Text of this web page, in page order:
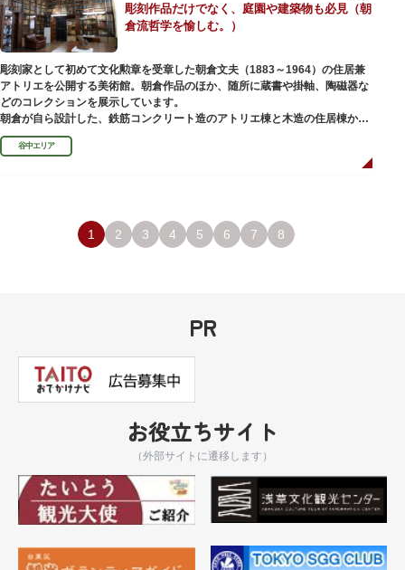
彫刻作品だけでなく、庭園や建築物も必見（朝
倉流哲学を愉しむ。）
彫刻家として初めて文化勲章を受章した朝倉文夫（1883～1964）の住居兼
アトリエを公開する美術館。朝倉作品のほか、随所に蔵書や掛軸、陶磁器な
どのコレクションを展示しています。
朝倉が自ら設計した、鉄筋コンクリート造のアトリエ棟と木造の住居棟から
なる建物は、異なる素材が違和感なく調和しています。広く門戸を開放し弟
子を育成した「朝倉彫塑塾」の教育の場としても使われました。巨石と樹木
が濃密な空間を作り出す「五典の池」を中心とした中庭、日本における屋上
値も感じられる施設です。朝倉の芸術思想の特質である自然観を表す庭園
は、その芸術上・観賞上の価値が評価され、敷地全体が「旧朝倉文夫氏庭
谷中エリア
1 2 3 4 5 6 7 8
PR
お役立ちサイト
（外部サイトに遷移します）